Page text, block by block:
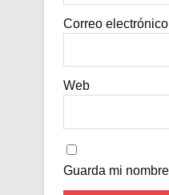
Correo electrónico
Web
Guarda mi